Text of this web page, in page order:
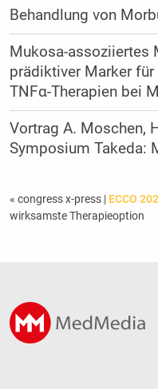
Behandlung von
Mukosa-assoziiertes
prädiktiver Marker
TNFα-Therapien bei
Vortrag A. Moschen,
Symposium Takeda:
« congress x-press | ECCO
wirksamste Therapieoption